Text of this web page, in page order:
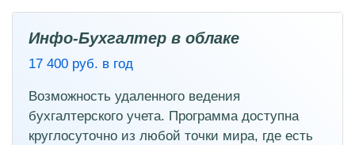
Инфо-Бухгалтер в облаке
17 400 руб. в год
Возможность удаленного ведения
бухгалтерского учета. Программа доступна
круглосуточно из любой точки мира, где есть